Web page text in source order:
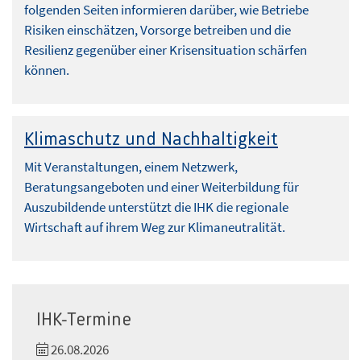
folgenden Seiten informieren darüber, wie Betriebe
Risiken einschätzen, Vorsorge betreiben und die
Resilienz gegenüber einer Krisensituation schärfen
können.
Klimaschutz und Nachhaltigkeit
Mit Veranstaltungen, einem Netzwerk,
Beratungsangeboten und einer Weiterbildung für
Auszubildende unterstützt die IHK die regionale
Wirtschaft auf ihrem Weg zur Klimaneutralität.
IHK-Termine
26.08.2026